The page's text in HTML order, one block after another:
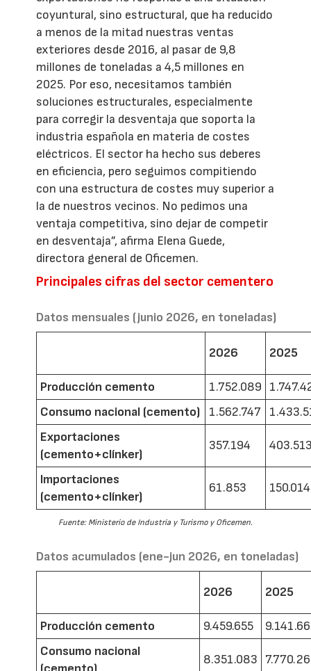
coyuntural, sino estructural, que ha reducido
a menos de la mitad nuestras ventas
exteriores desde 2016, al pasar de 9,8
millones de toneladas a 4,5 millones en
2025. Por eso, necesitamos también
soluciones estructurales, especialmente
para corregir la desventaja que soporta la
industria española en materia de costes
eléctricos. El sector ha hecho sus deberes
en eficiencia, pero seguimos compitiendo
con una estructura de costes muy superior a
la de nuestros vecinos. No pedimos una
ventaja competitiva, sino dejar de competir
en desventaja”, afirma Elena Guede,
directora general de Oficemen.
Principales cifras del sector cementero
Datos mensuales (junio 2026, en toneladas)
2026 2025
Producción cemento 1.752.089
Consumo nacional (cemento)
1.562.747
Exportaciones
(cemento+clínker)
357.194
Importaciones
(cemento+clínker)
61.853 150.014
Fuente: Ministerio de Industria y Turismo y Oficemen.
Datos acumulados (ene-jun 2026, en toneladas)
2026 2025
Producción cemento 9.459.655
Consumo nacional
8.351.083